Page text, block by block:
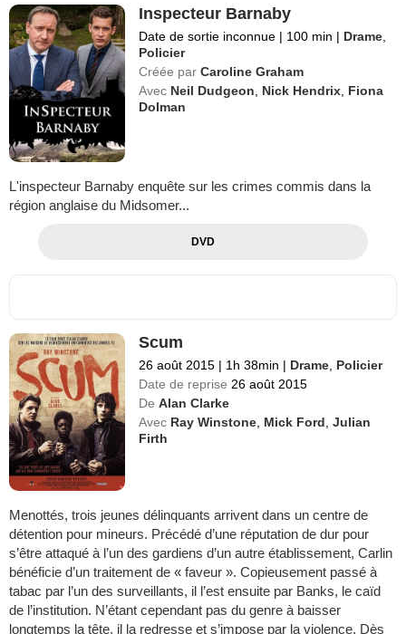
Inspecteur Barnaby
Date de sortie inconnue | 100 min | Drame
Policier
Créée par Caroline Graham
Avec Neil Dudgeon Nick Hendrix Fiona
Dolman
L'inspecteur Barnaby enquête sur les crimes commis dans la
région anglaise du Midsomer...
DVD
Scum
26 août 2015 | 1h 38min | Drame Policier
Date de reprise 26 août 2015
De Alan Clarke
Avec Ray Winstone Mick Ford ,Julian
Firth
Menottés, trois jeunes délinquants arrivent dans un centre de
détention pour mineurs. Précédé d’une réputation de dur pour
s’être attaqué à l’un des gardiens d’un autre établissement, Carlin
bénéficie d’un traitement de « faveur ». Copieusement passé à
tabac par l’un des surveillants, il l’est ensuite par Banks, le caïd
de l’institution. N’étant cependant pas du genre à baisser
longtemps la tête, il la redresse et s’impose par la violence. Dès